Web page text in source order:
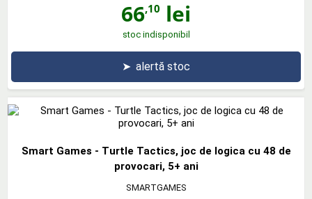
66,10 lei
stoc indisponibil
➤ alertă stoc
Smart Games - Turtle Tactics, joc de logica cu 48 de
provocari, 5+ ani
SMARTGAMES